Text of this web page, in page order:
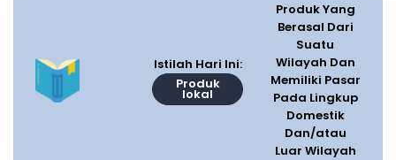
Istilah Hari Ini:
Produk
lokal
Produk Yang
Berasal Dari
Suatu
Wilayah Dan
Memiliki Pasar
Pada Lingkup
Domestik
Dan/atau
Luar Wilayah